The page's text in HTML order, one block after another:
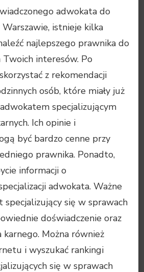
adwokata do
istnieje kilka
najlepszego prawnika do
interesów. Po
z rekomendacji
osób, które miały już
specjalizującym
Ich opinie i
być bardzo cenne przy
prawnika. Ponadto,
informacji o
adwokata. Ważne
specjalizujący się w sprawach
doświadczenie oraz
karnego. Można również
i wyszukać rankingi
się w sprawach